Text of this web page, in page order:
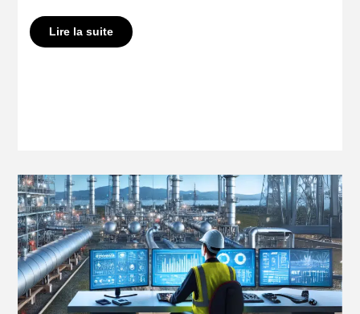
Lire la suite